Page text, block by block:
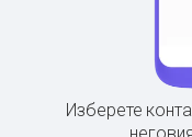
Изберете